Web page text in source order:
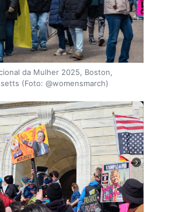
da Mulher 2025, Boston,
(Foto: @womensmarch)